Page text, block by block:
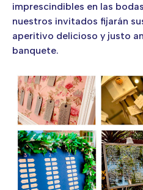
imprescindibles en las
nuestros invitados fijarán
aperitivo delicioso y justo
banquete.